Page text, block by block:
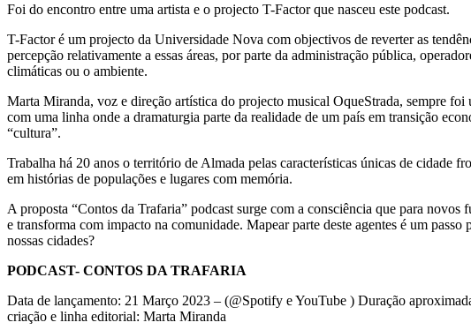
Foi do encontro entre uma artista e o projecto T-Factor que nasceu este podcast.
T-Factor é um projecto da Universidade Nova com objectivos de reverter as
percepção relativamente a essas áreas, por parte da administração pública,
climáticas ou o ambiente.
Marta Miranda, voz e direção artística do projecto musical OqueStrada, sempre
com uma linha onde a dramaturgia parte da realidade de um país em transição
“cultura”.
Trabalha há 20 anos o território de Almada pelas características únicas de cidade
em histórias de populações e lugares com memória.
A proposta “Contos da Trafaria” podcast surge com a consciência que para
e transforma com impacto na comunidade. Mapear parte deste agentes é um
nossas cidades?
PODCAST- CONTOS DA TRAFARIA
Data de lançamento: 21 Março 2023 – (@Spotify e YouTube ) Duração
criação e linha editorial: Marta Miranda